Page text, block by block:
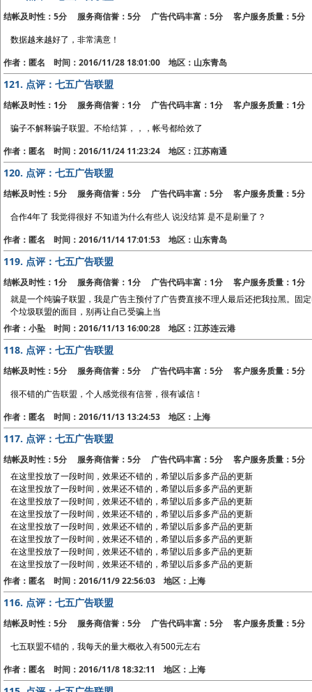
结帐及时性：5分 服务商信誉：5分 广告代码丰富：5分 客户服务质量：5分
数据越来越好了，非常满意！
作者：匿名 时间：2016/11/28 18:01:00 地区：山东青岛
121. 点评：七五广告联盟
结帐及时性：1分 服务商信誉：1分 广告代码丰富：1分 客户服务质量：1分
骗子不解释骗子联盟。不给结算，，，帐号都给效了
作者：匿名 时间：2016/11/24 11:23:24 地区：江苏南通
120. 点评：七五广告联盟
结帐及时性：5分 服务商信誉：5分 广告代码丰富：5分 客户服务质量：5分
合作4年了 我觉得很好 不知道为什么有些人 说没结算 是不是刷量了？
作者：匿名 时间：2016/11/14 17:01:53 地区：山东青岛
119. 点评：七五广告联盟
结帐及时性：1分 服务商信誉：1分 广告代码丰富：1分 客户服务质量：1分
就是一个纯骗子联盟，我是广告主预付了广告费直接不理人最后还把我拉黑。固
个垃圾联盟的面目，别再让自己受骗上当
作者：小坠 时间：2016/11/13 16:00:28 地区：江苏连云港
118. 点评：七五广告联盟
结帐及时性：5分 服务商信誉：5分 广告代码丰富：5分 客户服务质量：5分
很不错的广告联盟，个人感觉很有信誉，很有诚信！
作者：匿名 时间：2016/11/13 13:24:53 地区：上海
117. 点评：七五广告联盟
结帐及时性：5分 服务商信誉：5分 广告代码丰富：5分 客户服务质量：5分
在这里投放了一段时间，效果还不错的，希望以后多多产品的更新
在这里投放了一段时间，效果还不错的，希望以后多多产品的更新
在这里投放了一段时间，效果还不错的，希望以后多多产品的更新
在这里投放了一段时间，效果还不错的，希望以后多多产品的更新
在这里投放了一段时间，效果还不错的，希望以后多多产品的更新
在这里投放了一段时间，效果还不错的，希望以后多多产品的更新
在这里投放了一段时间，效果还不错的，希望以后多多产品的更新
在这里投放了一段时间，效果还不错的，希望以后多多产品的更新
作者：匿名 时间：2016/11/9 22:56:03 地区：上海
116. 点评：七五广告联盟
结帐及时性：5分 服务商信誉：5分 广告代码丰富：5分 客户服务质量：5分
七五联盟不错的，我每天的量大概收入有500元左右
作者：匿名 时间：2016/11/8 18:32:11 地区：上海